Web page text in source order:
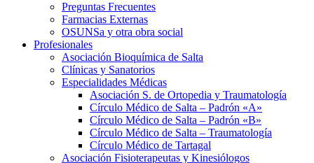
Preguntas Frecuentes
Farmacias Externas
OSUNSa y otra obra social
Profesionales
Asociación Bioquímica de Salta
Clínicas y Sanatorios
Especialidades Médicas
Asociación S. de Ortopedia y Traumatología
Círculo Médico de Salta – Padrón «A»
Círculo Médico de Salta – Padrón «B»
Círculo Médico de Salta – Traumatología
Círculo Médico de Tartagal
Asociación Fisioterapeutas y Kinesiólogos